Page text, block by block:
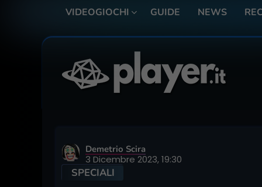
VIDEOGIOCHI GUIDE NEWS
Demetrio Scira
3 Dicembre 2023, 19:30
SPECIALI